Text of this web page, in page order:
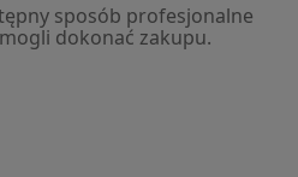
sposób profesjonalne
dokonać zakupu.